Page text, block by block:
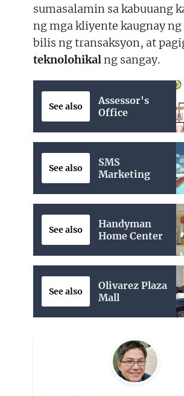
sumasalamin sa kabuuang
ng mga kliyente kaugnay
bilis ng transaksyon, at
teknolohikalng sangay.
See also
Assessor's
Office
See also
SMS
Marketing
See also
Handyman
Home Center
See also
Olivarez Plaza
Mall